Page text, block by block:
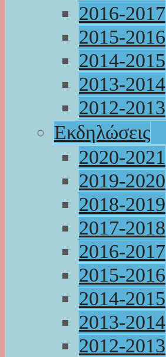
2016-2017
2015-2016
2014-2015
2013-2014
2012-2013
Εκδηλώσεις
2020-2021
2019-2020
2018-2019
2017-2018
2016-2017
2015-2016
2014-2015
2013-2014
2012-2013